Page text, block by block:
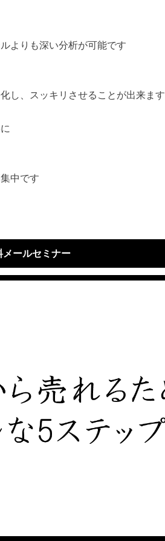
よりも深い分析が可能です
し、スッキリさせることが出来ます
中です
メールセミナー